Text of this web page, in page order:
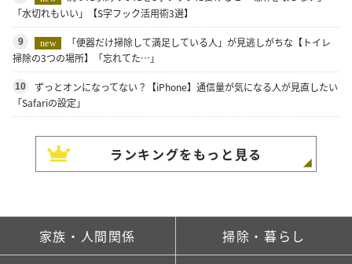
「水切れもいい」【S字フック活用術3選】
9 new
「便器だけ掃除して満足している人」が見逃しがちな【トイレ
掃除の3つの場所】「忘れてた…」
10
ずっとオンになってない？【iPhone】通信量が気になる人が見直したい
「Safariの設定」
ランキングをもっと見る
家族・人間関係 掃除・暮らし